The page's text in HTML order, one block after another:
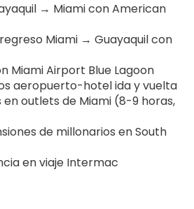
→ Miami con American
Miami → Guayaquil con
Miami Airport Blue Lagoon
aeropuerto-hotel ida y vuelta
outlets de Miami (8-9 horas,
de millonarios en South
en viaje Intermac